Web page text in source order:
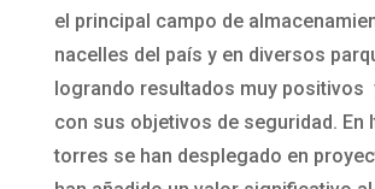
el principal campo de
nacelles del país y en diversos
logrando resultados muy positivos
con sus objetivos de seguridad. En
torres se han desplegado en